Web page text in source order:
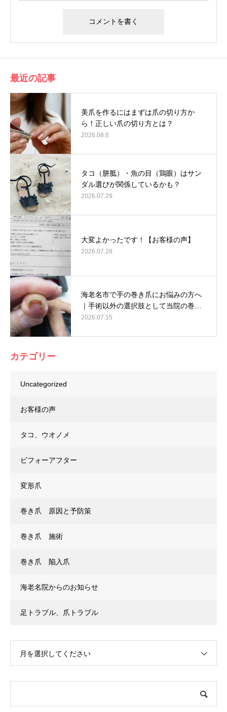
最近の記事
美爪を作るにはまずは爪の切り方か
ら！正しい爪の切り方とは？
2026.08.6
タコ（胼胝）・魚の目（鶏眼）はサン
ダル選びが関係しているかも？
2026.07.29
大変よかったです！【お客様の声】
2026.07.28
海老名市で手の巻き爪にお悩みの方へ
｜手術以外の選択肢として当院の巻…
2026.07.15
カテゴリー
Uncategorized
お客様の声
タコ、ウオノメ
ビフォーアフター
変形爪
巻き爪 原因と予防策
巻き爪 施術
巻き爪 陥入爪
海老名院からのお知らせ
足トラブル、爪トラブル
月を選択してください